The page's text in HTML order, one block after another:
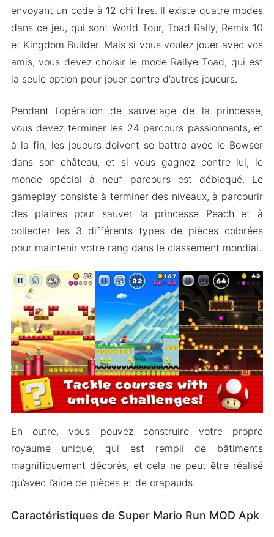
envoyant un code à 12 chiffres. Il existe quatre modes
dans ce jeu, qui sont World Tour, Toad Rally, Remix 10
et Kingdom Builder. Mais si vous voulez jouer avec vos
amis, vous devez choisir le mode Rallye Toad, qui est
la seule option pour jouer contre d’autres joueurs.
Pendant l’opération de sauvetage de la princesse,
vous devez terminer les 24 parcours passionnants, et
à la fin, les joueurs doivent se battre avec le Bowser
dans son château, et si vous gagnez contre lui, le
monde spécial à neuf parcours est débloqué. Le
gameplay consiste à terminer des niveaux, à parcourir
des plaines pour sauver la princesse Peach et à
collecter les 3 différents types de pièces colorées
pour maintenir votre rang dans le classement mondial.
En outre, vous pouvez construire votre propre
royaume unique, qui est rempli de bâtiments
magnifiquement décorés, et cela ne peut être réalisé
qu’avec l’aide de pièces et de crapauds.
Caractéristiques de Super Mario Run MOD Apk